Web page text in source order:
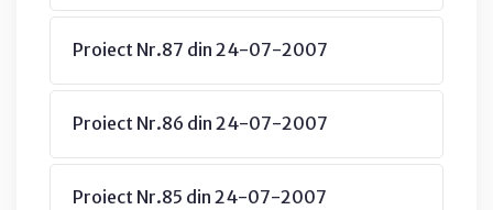
Proiect Nr.87 din 24-07-2007
Proiect Nr.86 din 24-07-2007
Proiect Nr.85 din 24-07-2007